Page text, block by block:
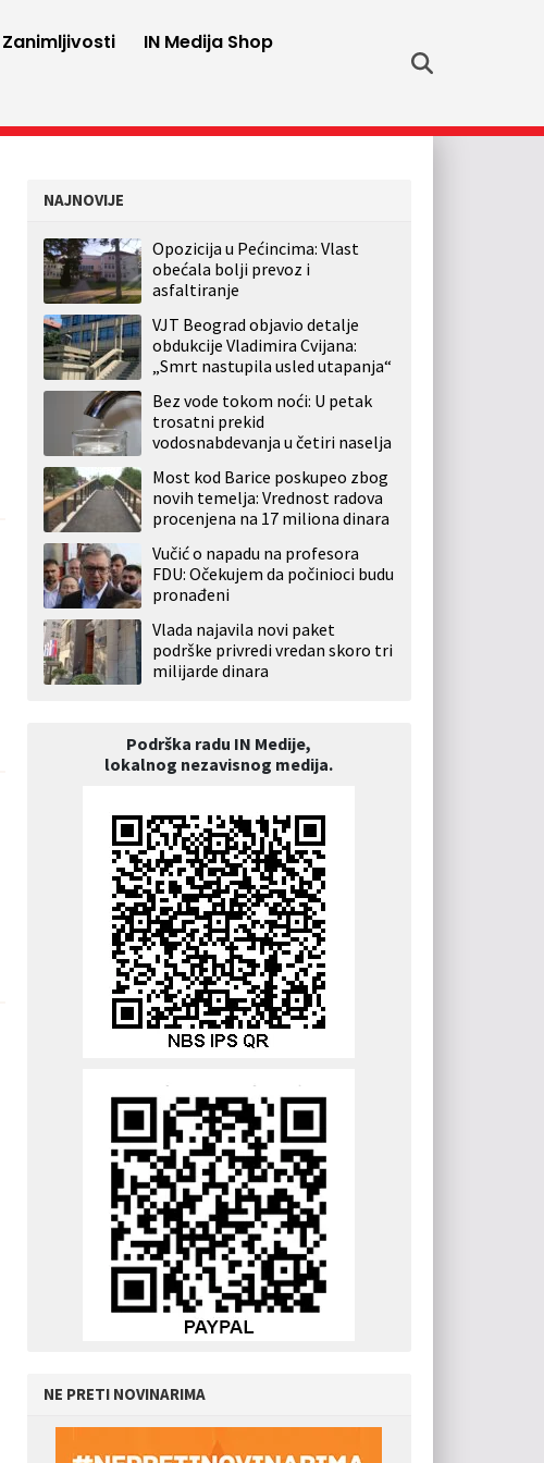
Zanimljivosti
IN Medija Shop
NAJNOVIJE
Opozicija u Pećincima: Vlast
obećala bolji prevoz i
asfaltiranje
VJT Beograd objavio detalje
obdukcije Vladimira Cvijana:
„Smrt nastupila usled utapanja“
Bez vode tokom noći: U petak
trosatni prekid
vodosnabdevanja u četiri naselja
Most kod Barice poskupeo zbog
novih temelja: Vrednost radova
procenjena na 17 miliona dinara
Vučić o napadu na profesora
FDU: Očekujem da počinioci budu
pronađeni
Vlada najavila novi paket
podrške privredi vredan skoro tri
milijarde dinara
Podrška radu IN Medije,
lokalnog nezavisnog medija.
NE PRETI NOVINARIMA